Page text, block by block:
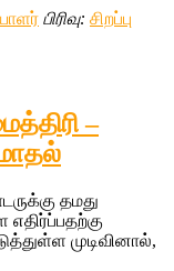
பிரிவு: சிறப்பு
–
தமது
எதிர்ப்பதற்கு
முடிவினால்,